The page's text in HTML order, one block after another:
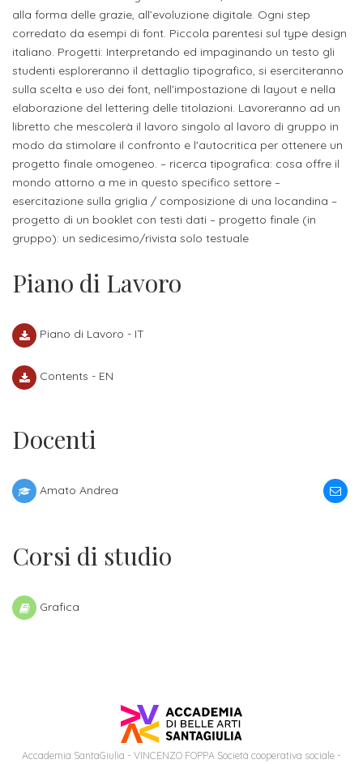
COLLABORAZIONE
Istituzioni
Amministrazioni
Collaborazioni
Partners
Umanesimo
Tecnologico
ALTRI
LIVELLI
FORMAZIONE
Master
Executive
DIDATTICA
di
Progetti
studenti
a
singoli
Costi
iscrizione
triennio
Come
Biblioteca
Alloggi
Modulistica
Consulta
Studentesca
AL
LAVORO
per
studenti
Stage
Opportunità
lavoro
IN
ITALIA
Fiere
e
saloni
dell'orientamento
alla forma delle grazie, all’evoluzione digitale. Ogni step
corredato da esempi di font. Piccola parentesi sul type design
italiano. Progetti: Interpretando ed impaginando un testo gli
studenti esploreranno il dettaglio tipografico, si eserciteranno
sulla scelta e uso dei font, nell'impostazione di layout e nella
elaborazione del lettering delle titolazioni. Lavoreranno ad un
libretto che mescolerà il lavoro singolo al lavoro di gruppo in
modo da stimolare il confronto e l'autocritica per ottenere un
progetto finale omogeneo. – ricerca tipografica: cosa offre il
mondo attorno a me in questo specifico settore –
esercitazione sulla griglia / composizione di una locandina –
progetto di un booklet con testi dati – progetto finale (in
gruppo): un sedicesimo/rivista solo testuale
Piano di Lavoro
Piano di Lavoro - IT
Contents - EN
Docenti
Amato Andrea
Corsi di studio
Grafica
Accademia SantaGiulia - VINCENZO FOPPA Società cooperativa sociale -